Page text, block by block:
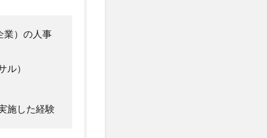
業）の人事
ル）
施した経験